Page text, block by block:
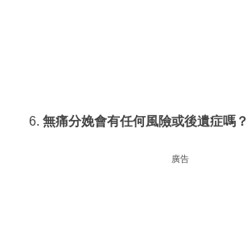
無痛分娩會有任何風險或後遺症嗎？
廣告